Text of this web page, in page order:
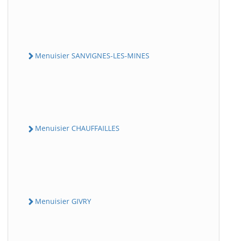
Menuisier SANVIGNES-LES-MINES
Menuisier CHAUFFAILLES
Menuisier GIVRY